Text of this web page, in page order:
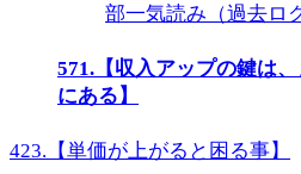
部一気読み（過去ロ
571.【収入アップの鍵は
にある】
423.【単価が上がると困る事】